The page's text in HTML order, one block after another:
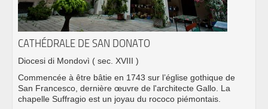
CATHÉDRALE DE SAN DONATO
Diocesi di Mondovì ( sec. XVIII )
Commencée à être bâtie en 1743 sur l’église gothique de
San Francesco, dernière œuvre de l'architecte Gallo. La
chapelle Suffragio est un joyau du rococo piémontais.